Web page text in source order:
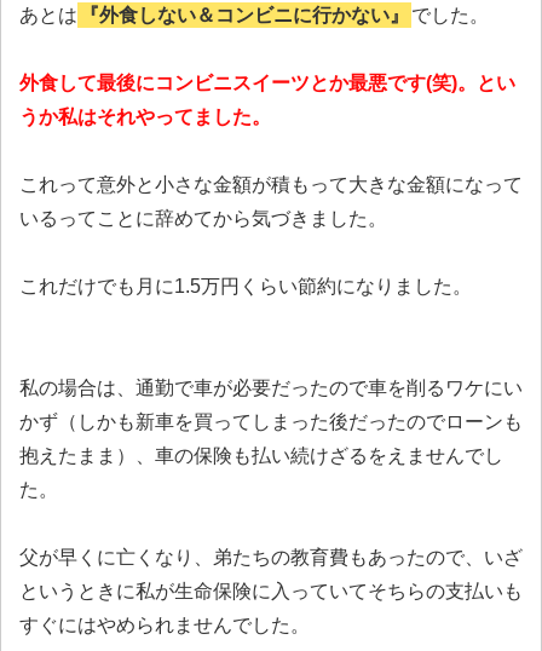
あとは 『外食しない＆コンビニに行かない』 でした。
外食して最後にコンビニスイーツとか最悪です(笑)。とい
うか私はそれやってました。
これって意外と小さな金額が積もって大きな金額になって
いるってことに辞めてから気づきました。
これだけでも月に1.5万円くらい節約になりました。
私の場合は、通勤で車が必要だったので車を削るワケにい
かず（しかも新車を買ってしまった後だったのでローンも
抱えたまま）、車の保険も払い続けざるをえませんでし
た。
父が早くに亡くなり、弟たちの教育費もあったので、いざ
というときに私が生命保険に入っていてそちらの支払いも
すぐにはやめられませんでした。